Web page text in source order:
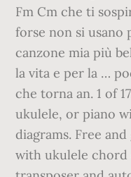
Fm Cm che ti
forse non si usano
canzone mia più
la vita e per la …
che torna an. 1 of
ukulele, or piano
diagrams. Free
with ukulele chord